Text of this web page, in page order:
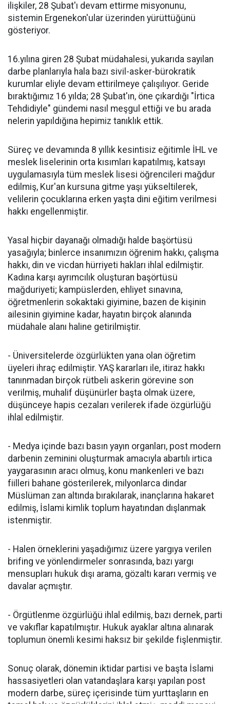
ilişkiler, 28 Şubat'ı devam ettirme misyonunu,
sistemin Ergenekon'ular üzerinden yürüttüğünü
gösteriyor.
16.yılına giren 28 Şubat müdahalesi, yukarıda sayılan
darbe planlarıyla hala bazı sivil-asker-bürokratik
kurumlar eliyle devam ettirilmeye çalışılıyor. Geride
bıraktığımız 16 yılda; 28 Şubat'ın, öne çıkardığı "İrtica
Tehdidiyle" gündemi nasıl meşgul ettiği ve bu arada
nelerin yapıldığına hepimiz tanıklık ettik.
Süreç ve devamında 8 yıllık kesintisiz eğitimle İHL ve
meslek liselerinin orta kısımları kapatılmış, katsayı
uygulamasıyla tüm meslek lisesi öğrencileri mağdur
edilmiş, Kur'an kursuna gitme yaşı yükseltilerek,
velilerin çocuklarına erken yaşta dini eğitim verilmesi
hakkı engellenmiştir.
Yasal hiçbir dayanağı olmadığı halde başörtüsü
yasağıyla; binlerce insanımızın öğrenim hakkı, çalışma
hakkı, din ve vicdan hürriyeti hakları ihlal edilmiştir.
Kadına karşı ayrımcılık oluşturan başörtüsü
mağduriyeti; kampüslerden, ehliyet sınavına,
öğretmenlerin sokaktaki giyimine, bazen de kişinin
ailesinin giyimine kadar, hayatın birçok alanında
müdahale alanı haline getirilmiştir.
- Üniversitelerde özgürlükten yana olan öğretim
üyeleri ihraç edilmiştir. YAŞ kararları ile, itiraz hakkı
tanınmadan birçok rütbeli askerin görevine son
verilmiş, muhalif düşünürler başta olmak üzere,
düşünceye hapis cezaları verilerek ifade özgürlüğü
ihlal edilmiştir.
- Medya içinde bazı basın yayın organları, post modern
darbenin zeminini oluşturmak amacıyla abartılı irtica
yaygarasının aracı olmuş, konu mankenleri ve bazı
fiilleri bahane gösterilerek, milyonlarca dindar
Müslüman zan altında bırakılarak, inançlarına hakaret
edilmiş, İslami kimlik toplum hayatından dışlanmak
istenmiştir.
- Halen örneklerini yaşadığımız üzere yargıya verilen
brifing ve yönlendirmeler sonrasında, bazı yargı
mensupları hukuk dışı arama, gözaltı kararı vermiş ve
davalar açmıştır.
- Örgütlenme özgürlüğü ihlal edilmiş, bazı dernek, parti
ve vakıflar kapatılmıştır. Hukuk ayaklar altına alınarak
toplumun önemli kesimi haksız bir şekilde fişlenmiştir.
Sonuç olarak, dönemin iktidar partisi ve başta İslami
hassasiyetleri olan vatandaşlara karşı yapılan post
modern darbe, süreç içerisinde tüm yurttaşların en